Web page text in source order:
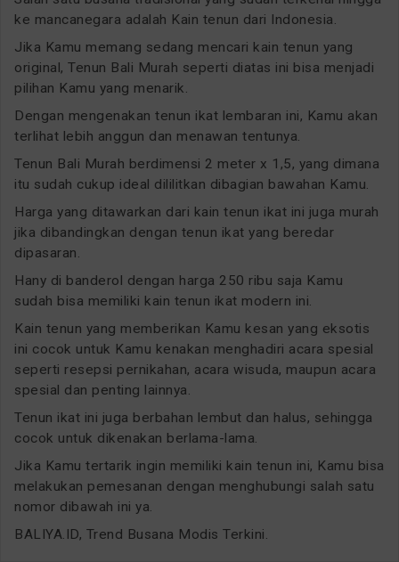
ke mancanegara adalah Kain tenun dari Indonesia.
Jika Kamu memang sedang mencari kain tenun yang
original, Tenun Bali Murah seperti diatas ini bisa menjadi
pilihan Kamu yang menarik.
Dengan mengenakan tenun ikat lembaran ini, Kamu akan
terlihat lebih anggun dan menawan tentunya.
Tenun Bali Murah berdimensi 2 meter x 1,5, yang dimana
itu sudah cukup ideal dililitkan dibagian bawahan Kamu.
Harga yang ditawarkan dari kain tenun ikat ini juga murah
jika dibandingkan dengan tenun ikat yang beredar
dipasaran.
Hany di banderol dengan harga 250 ribu saja Kamu
sudah bisa memiliki kain tenun ikat modern ini.
Kain tenun yang memberikan Kamu kesan yang eksotis
ini cocok untuk Kamu kenakan menghadiri acara spesial
seperti resepsi pernikahan, acara wisuda, maupun acara
spesial dan penting lainnya.
Tenun ikat ini juga berbahan lembut dan halus, sehingga
cocok untuk dikenakan berlama-lama.
Jika Kamu tertarik ingin memiliki kain tenun ini, Kamu bisa
melakukan pemesanan dengan menghubungi salah satu
nomor dibawah ini ya.
BALIYA.ID, Trend Busana Modis Terkini.